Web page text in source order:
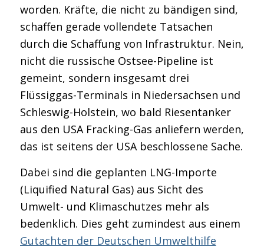
worden. Kräfte, die nicht zu bändigen sind,
schaffen gerade vollendete Tatsachen
durch die Schaffung von Infrastruktur. Nein,
nicht die russische Ostsee-Pipeline ist
gemeint, sondern insgesamt drei
Flüssiggas-Terminals in Niedersachsen und
Schleswig-Holstein, wo bald Riesentanker
aus den USA Fracking-Gas anliefern werden,
das ist seitens der USA beschlossene Sache.
Dabei sind die geplanten LNG-Importe
(Liquified Natural Gas) aus Sicht des
Umwelt- und Klimaschutzes mehr als
bedenklich. Dies geht zumindest aus einem
Gutachten der Deutschen Umwelthilfe